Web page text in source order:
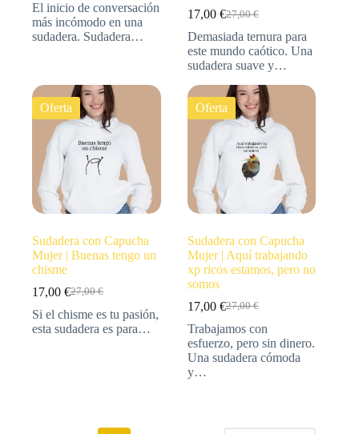
El inicio de conversación
más incómodo en una
sudadera. Sudadera…
27,00€
17,00 €
Demasiada ternura para
este mundo caótico. Una
sudadera suave y…
Oferta
Sudadera con Capucha
Mujer | Buenas tengo un
chisme
27,00€
17,00 €
Si el chisme es tu pasión,
esta sudadera es para…
Oferta
Sudadera con Capucha
Mujer | Aquí trabajando
xp ricos estamos, pero no
somos
27,00€
17,00 €
Trabajamos con
esfuerzo, pero sin dinero.
Una sudadera cómoda
y…